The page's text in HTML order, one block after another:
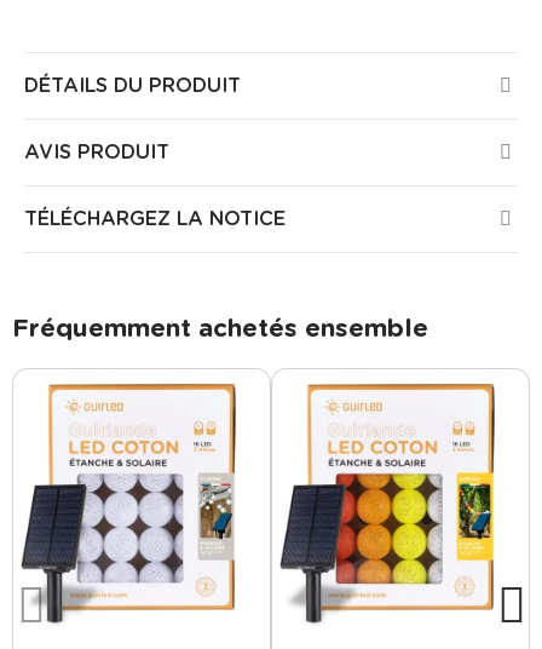
DÉTAILS DU PRODUIT
AVIS PRODUIT
TÉLÉCHARGEZ LA NOTICE
Fréquemment achetés ensemble